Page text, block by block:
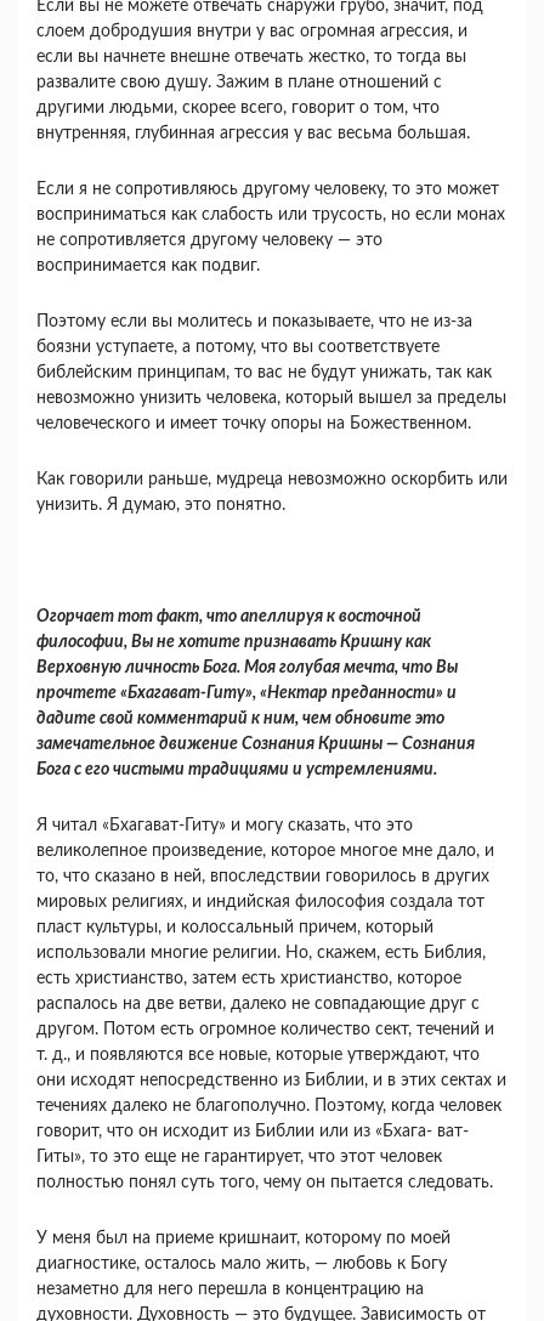
Если вы не можете отвечать снаружи грубо, значит, под
слоем добродушия внутри у вас огромная агрессия, и
если вы начнете внешне от­вечать жестко, то тогда вы
развалите свою душу. Зажим в плане отношений с
другими людьми, ско­рее всего, говорит о том, что
внутренняя, глубин­ная агрессия у вас весьма большая.
Если я не сопротивляюсь другому человеку, то это может
восприниматься как слабость или тру­сость, но если монах
не сопротивляется другому человеку — это
воспринимается как подвиг.
Поэтому если вы молитесь и показываете, что не из-за
боязни уступаете, а потому, что вы соот­ветствуете
библейским принципам, то вас не будут унижать, так как
невозможно унизить человека, который вышел за пределы
человеческого и имеет точку опоры на Божественном.
Как говорили раньше, мудреца невозможно оскорбить или
унизить. Я думаю, это понятно.
Огорчает тот факт, что апеллируя к восточной
философии, Вы не хотите признавать Кришну как
Верховную личность Бога. Моя голубая меч­та, что Вы
прочтете «Бхагават-Гиту», «Нектар преданности» и
дадите свой комментарий к ним, чем обновите это
замечательное движение Сознания Кришны — Сознания
Бога с его чисты­ми традициями и устремлениями.
Я читал «Бхагават-Гиту» и могу сказать, что это
великолепное произведение, которое многое мне дало, и
то, что сказано в ней, впоследствии говорилось в других
мировых религиях, и индий­ская философия создала тот
пласт культуры, и колоссальный причем, который
использовали многие религии. Но, скажем, есть Библия,
есть христианство, затем есть христианство, которое
распалось на две ветви, далеко не совпадающие друг с
другом. Потом есть огромное количество сект, течений и
т. д., и появляются все новые, ко­торые утверждают, что
они исходят непосред­ственно из Библии, и в этих сектах и
течениях да­леко не благополучно. Поэтому, когда человек
говорит, что он исходит из Библии или из «Бхага- ват-
Гиты», то это еще не гарантирует, что этот че­ловек
полностью понял суть того, чему он пытает­ся следовать.
У меня был на приеме кришнаит, которому по моей
диагностике, осталось мало жить, — любовь к Богу
незаметно для него перешла в концентра­цию на
духовности. Духовность — это будущее. Зависимость от